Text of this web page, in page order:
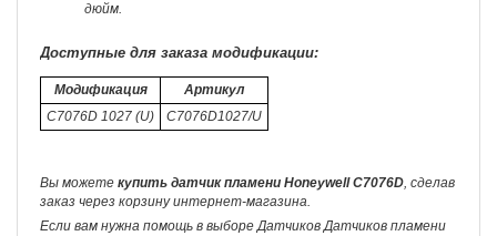
дюйм.
Доступные для заказа модификации:
Модификация
Артикул
C7076D 1027 (U)
C7076D1027/U
Вы можете купить датчик пламени Honeywell C7076D, сделав
заказ через корзину интернет-магазина.
Если вам нужна помощь в выборе Датчиков Датчиков пламени